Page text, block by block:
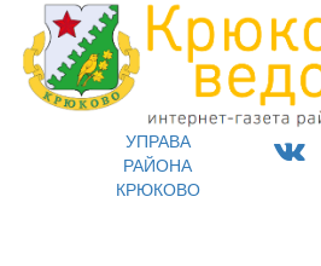
УПРАВА
РАЙОНА
КРЮКОВО